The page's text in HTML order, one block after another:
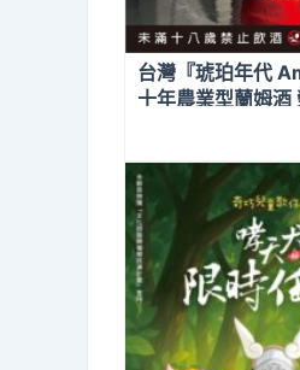
台灣『琥珀年代
十年農業型蘭姆酒